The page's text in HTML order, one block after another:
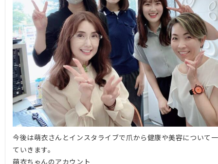
今後は萌衣さんとインスタライブで爪から健康や美容について
ていきます。
萌衣ちゃんのアカウント